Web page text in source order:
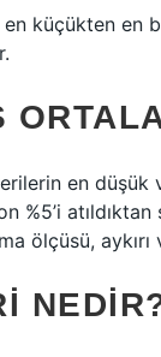
küçükten en
en
%5’i
ölçüsü,